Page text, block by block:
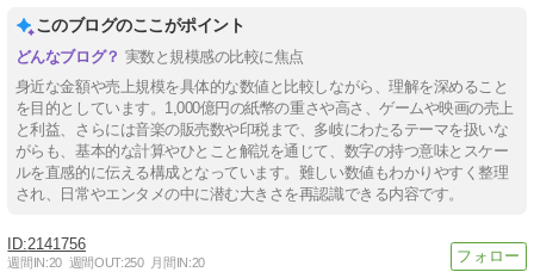
このブログのここがポイント
実数と規模感の比較に焦点
身近な金額や売上規模を具体的な数値と比較しながら、理解を深めること
を目的としています。1,000億円の紙幣の重さや高さ、ゲームや映画の売上
と利益、さらには音楽の販売数や印税まで、多岐にわたるテーマを扱いな
がらも、基本的な計算やひとこと解説を通じて、数字の持つ意味とスケー
ルを直感的に伝える構成となっています。難しい数値もわかりやすく整理
され、日常やエンタメの中に潜む大きさを再認識できる内容です。
2141756
週間IN:20 週間OUT:250 月間IN:20